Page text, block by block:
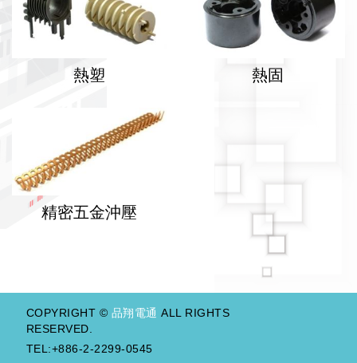
熱塑 熱固
精密五金沖壓
COPYRIGHT © 品翔電通 ALL RIGHTS
RESERVED.
TEL:+886-2-2299-0545